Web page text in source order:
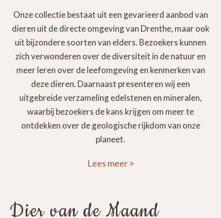
Onze collectie bestaat uit een gevarieerd aanbod van
dieren uit de directe omgeving van Drenthe, maar ook
uit bijzondere soorten van elders. Bezoekers kunnen
zich verwonderen over de diversiteit in de natuur en
meer leren over de leefomgeving en kenmerken van
deze dieren. Daarnaast presenteren wij een
uitgebreide verzameling edelstenen en mineralen,
waarbij bezoekers de kans krijgen om meer te
ontdekken over de geologische rijkdom van onze
planeet.
Lees meer >
Dier van de Maand